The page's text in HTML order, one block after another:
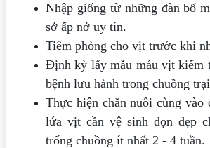
Nhập giống từ những đàn bố
sở ấp nở uy tín.
Tiêm phòng cho vịt trước khi
Định kỳ lấy mẫu máu vịt kiểm
bệnh lưu hành trong chuồng
Thực hiện chăn nuôi cùng vào
lứa vịt cần vệ sinh dọn dẹp
trống chuồng ít nhất 2 - 4 tuần.